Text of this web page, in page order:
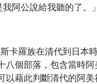
阿公說給我聽的了。
」
卡羅族在清代到日本
八個部落，包含當時阿
以藉此判斷清代的阿美